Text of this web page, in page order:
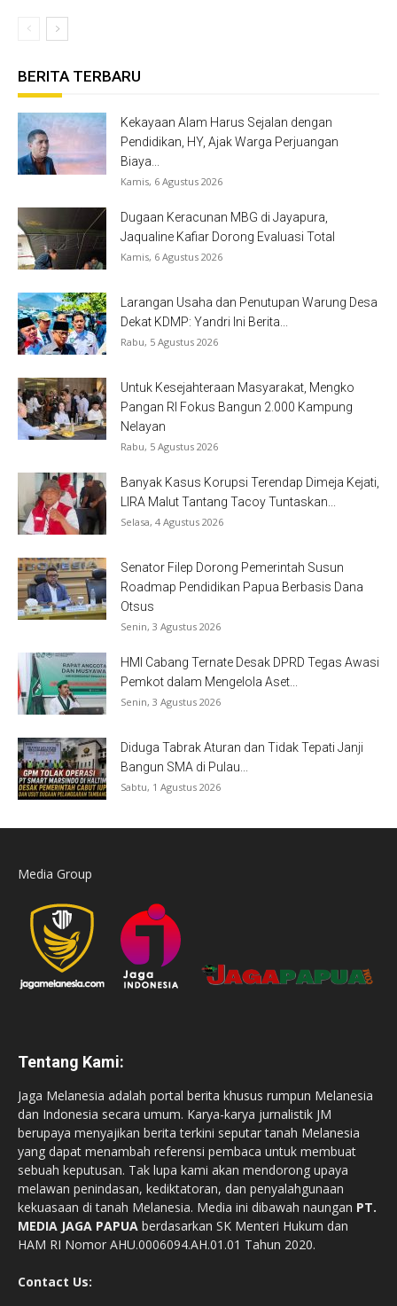
BERITA TERBARU
Kekayaan Alam Harus Sejalan dengan
Pendidikan, HY, Ajak Warga Perjuangan
Biaya...
Kamis, 6 Agustus 2026
Dugaan Keracunan MBG di Jayapura,
Jaqualine Kafiar Dorong Evaluasi Total
Kamis, 6 Agustus 2026
Larangan Usaha dan Penutupan Warung Desa
Dekat KDMP: Yandri Ini Berita...
Rabu, 5 Agustus 2026
Untuk Kesejahteraan Masyarakat, Mengko
Pangan RI Fokus Bangun 2.000 Kampung
Nelayan
Rabu, 5 Agustus 2026
Banyak Kasus Korupsi Terendap Dimeja Kejati,
LIRA Malut Tantang Tacoy Tuntaskan...
Selasa, 4 Agustus 2026
Senator Filep Dorong Pemerintah Susun
Roadmap Pendidikan Papua Berbasis Dana
Otsus
Senin, 3 Agustus 2026
HMI Cabang Ternate Desak DPRD Tegas Awasi
Pemkot dalam Mengelola Aset...
Senin, 3 Agustus 2026
Diduga Tabrak Aturan dan Tidak Tepati Janji
Bangun SMA di Pulau...
Sabtu, 1 Agustus 2026
Media Group
Tentang Kami:
Jaga Melanesia adalah portal berita khusus rumpun Melanesia
dan Indonesia secara umum. Karya-karya jurnalistik JM
berupaya menyajikan berita terkini seputar tanah Melanesia
yang dapat menambah referensi pembaca untuk membuat
sebuah keputusan. Tak lupa kami akan mendorong upaya
melawan penindasan, kediktatoran, dan penyalahgunaan
kekuasaan di tanah Melanesia. Media ini dibawah naungan PT.
MEDIA JAGA PAPUA berdasarkan SK Menteri Hukum dan
HAM RI Nomor AHU.0006094.AH.01.01 Tahun 2020.
Contact Us: